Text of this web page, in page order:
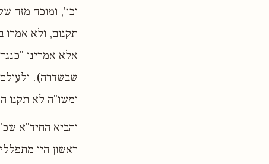
וכו', ומוכח מזה
תקנום, ולא אמרו
אלא אמרינן
שבשדרה). ולעולם
ומשו"ה לא תקנו
והביא החיד"א
ראשון היו